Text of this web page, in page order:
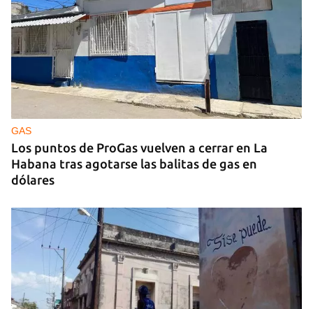
MÚSICA
Un público enamorado de Celia Cruz desafía la
censura en un homenaje en La Habana
GAS
Los puntos de ProGas vuelven a cerrar en La
Habana tras agotarse las balitas de gas en
dólares